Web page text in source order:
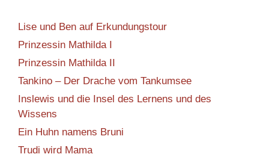
Lise und Ben auf Erkundungstour
Prinzessin Mathilda I
Prinzessin Mathilda II
Tankino – Der Drache vom Tankumsee
Inslewis und die Insel des Lernens und des
Wissens
Ein Huhn namens Bruni
Trudi wird Mama